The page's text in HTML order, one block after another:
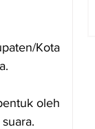
Kota
oleh